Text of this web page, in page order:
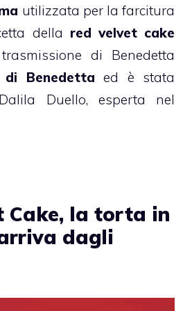
utilizzata per la farcitura
della red velvet cake
di Benedetta
Benedetta ed è stata
Duello, esperta nel
Cake, la torta in
dagli